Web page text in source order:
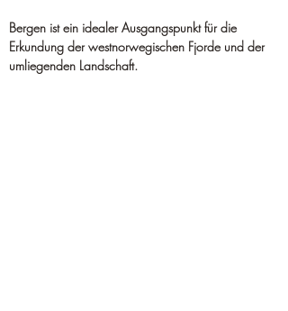
Bergen ist ein idealer Ausgangspunkt für die
Erkundung der westnorwegischen Fjorde und der
umliegenden Landschaft.